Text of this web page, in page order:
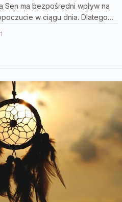
ma bezpośredni wpływ na
w ciągu dnia. Dlatego